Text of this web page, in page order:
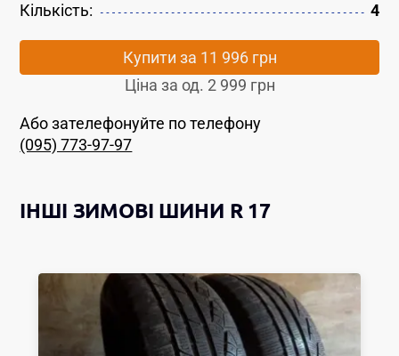
Кількість: 4
Купити за 11 996 грн
Ціна за од. 2 999 грн
Або зателефонуйте по телефону
(095) 773-97-97
ІНШІ ЗИМОВІ ШИНИ R 17